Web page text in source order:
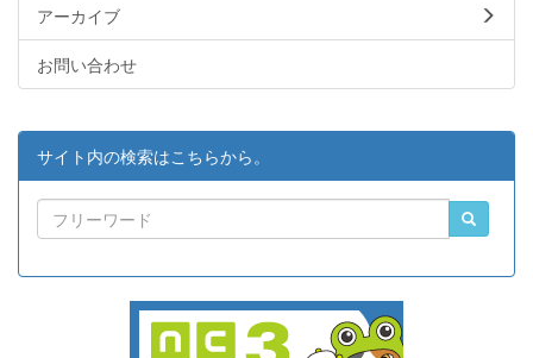
アーカイブ
お問い合わせ
サイト内の検索はこちらから。